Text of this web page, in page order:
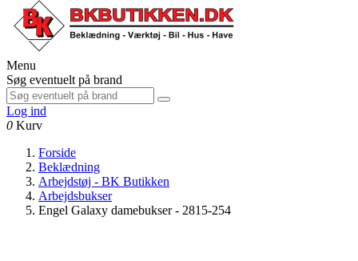
Menu
Søg eventuelt på brand
Log ind
0 Kurv
Forside
Beklædning
Arbejdstøj - BK Butikken
Arbejdsbukser
Engel Galaxy damebukser - 2815-254